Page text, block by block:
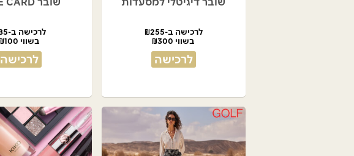
לרכישה ב-₪255
בשווי ₪300
לרכישה
לרכישה ב-₪85
בשווי ₪100
לרכישה